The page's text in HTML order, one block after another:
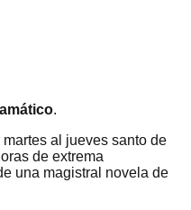
.
al jueves santo de
de extrema
una magistral novela de